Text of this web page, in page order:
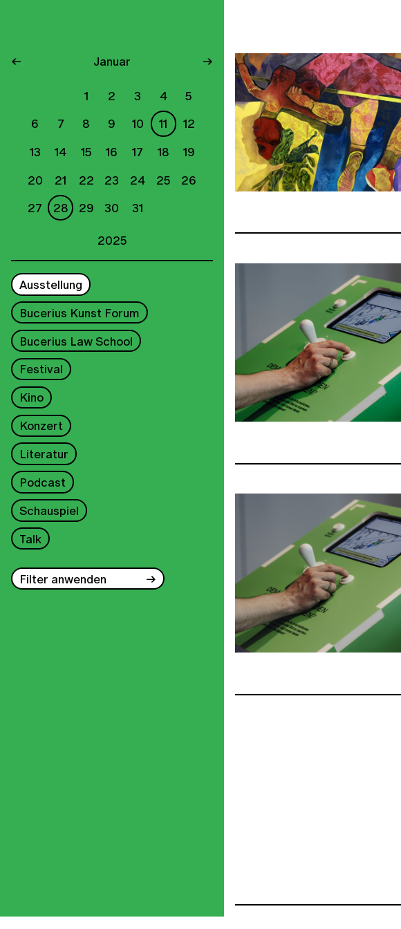
← Januar →
1 2 3 4
5
6
7 8 9 10 11
12
13
14 15 16 17 18
19
20
21 22 23 24 25
26
27
28 29 30
31
2025
Ausstellung
Bucerius Kunst Forum
Bucerius Law School
Festival
Kino
Konzert
Literatur
Podcast
Schauspiel
Talk
Filter anwenden